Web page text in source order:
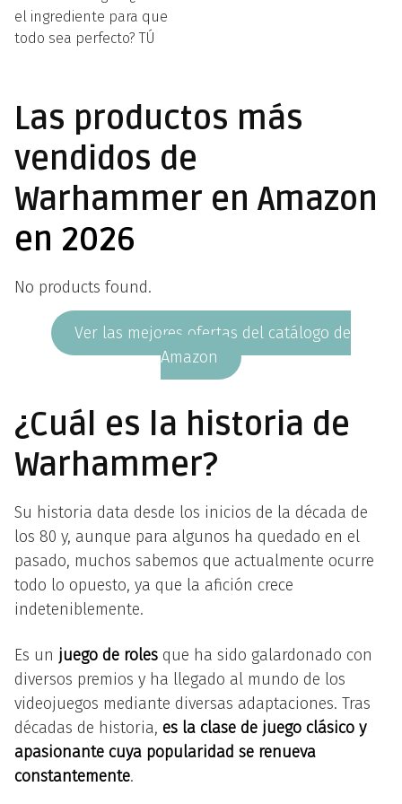
el ingrediente para que
todo sea perfecto? TÚ
Las productos más
vendidos de
Warhammer en Amazon
en 2026
No products found.
Ver las mejores ofertas del catálogo de
Amazon
¿Cuál es la historia de
Warhammer?
Su historia data desde los inicios de la década de
los 80 y, aunque para algunos ha quedado en el
pasado, muchos sabemos que actualmente ocurre
todo lo opuesto, ya que la afición crece
indeteniblemente.
Es un juego de roles que ha sido galardonado con
diversos premios y ha llegado al mundo de los
videojuegos mediante diversas adaptaciones. Tras
décadas de historia, es la clase de juego clásico y
apasionante cuya popularidad se renueva
constantemente.